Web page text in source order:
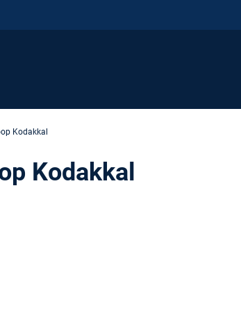
Kodakkal
Kodakkal